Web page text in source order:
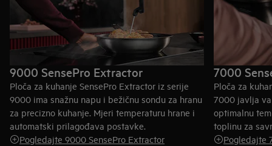
9000 SensePro Extractor
Ploča za kuhanje SensePro Extractor iz serije
9000 ima snažnu napu i bežičnu sondu za hranu
za precizno kuhanje. Mjeri temperaturu hrane i
automatski prilagođava postavke.
Pogledajte 9000 SensePro Extractor
7000
Ploča za
7000 javlja
optimalnu
toplinu za
Pogledajte